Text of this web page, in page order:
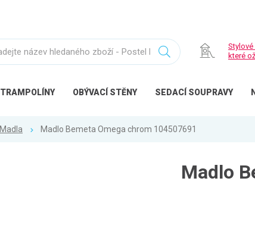
které
TRAMPOLÍNY OBÝVACÍ STĚNY SEDACÍ SOUPRAVY
Madla Madlo Bemeta Omega chrom 104507691
Madlo